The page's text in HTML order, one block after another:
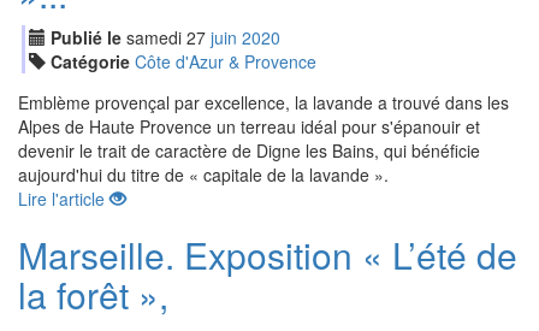
Publié le samedi 27 juin 2020
Catégorie Côte d'Azur & Provence
Emblème provençal par excellence, la lavande a trouvé dans les
Alpes de Haute Provence un terreau idéal pour s'épanouir et
devenir le trait de caractère de Digne les Bains, qui bénéficie
aujourd'hui du titre de « capitale de la lavande ».
Lire l'article
Marseille. Exposition « L’été de
la forêt »,